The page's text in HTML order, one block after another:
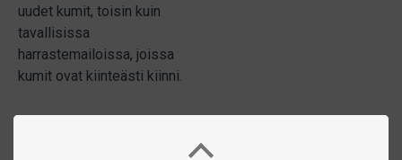
uudet kumit, toisin kuin
tavallisissa
harrastemailoissa, joissa
kumit ovat kiinteästi kiinni.